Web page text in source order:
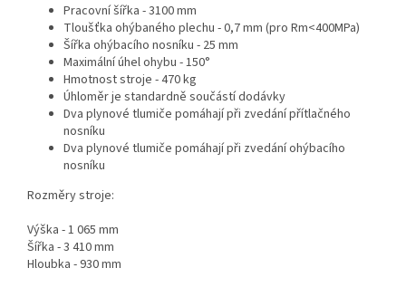
Pracovní šířka - 3100 mm
Tloušťka ohýbaného plechu - 0,7 mm (pro Rm<400MPa)
Šířka ohýbacího nosníku - 25 mm
Maximální úhel ohybu - 150°
Hmotnost stroje - 470 kg
Úhloměr je standardně součástí dodávky
Dva plynové tlumiče pomáhají při zvedání přítlačného
nosníku
Dva plynové tlumiče pomáhají při zvedání ohýbacího
nosníku
Rozměry stroje:
Výška - 1 065 mm
Šířka - 3 410 mm
Hloubka - 930 mm